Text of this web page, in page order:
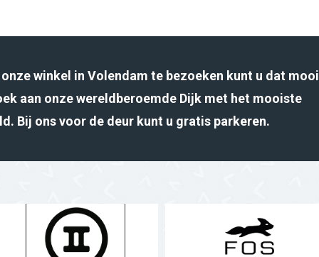
winkel in Volendam te bezoeken kunt u dat mooi
aan onze wereldberoemde Dijk met het mooiste
Bij ons voor de deur kunt u gratis parkeren.